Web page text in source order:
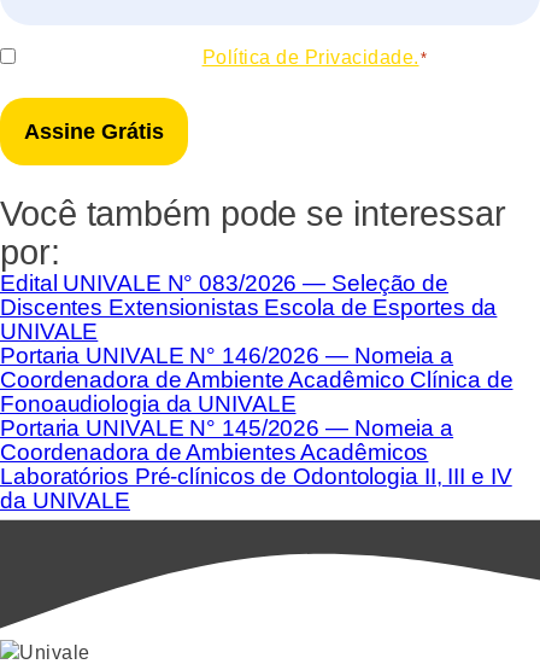
Consentir Política de Privacidade. *
Você também pode se interessar
por:
Edital UNIVALE N° 083/2026 — Seleção de
Discentes Extensionistas Escola de Esportes da
UNIVALE
Portaria UNIVALE N° 146/2026 — Nomeia a
Coordenadora de Ambiente Acadêmico Clínica de
Fonoaudiologia da UNIVALE
Portaria UNIVALE N° 145/2026 — Nomeia a
Coordenadora de Ambientes Acadêmicos
Laboratórios Pré-clínicos de Odontologia II, III e IV
da UNIVALE